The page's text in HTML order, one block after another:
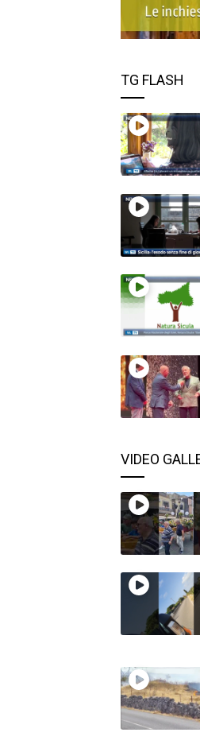
TG FLASH
VIDEO